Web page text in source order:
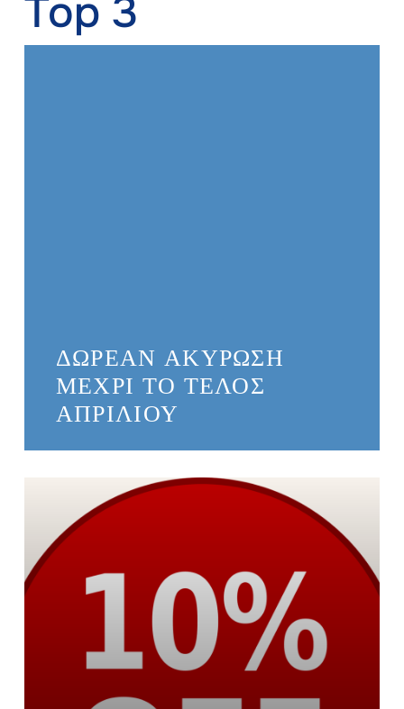
Top 3
ΔΩΡΕΆΝ ΑΚΎΡΩΣΗ
ΜΈΧΡΙ ΤΟ ΤΈΛΟΣ
ΑΠΡΙΛΊΟΥ